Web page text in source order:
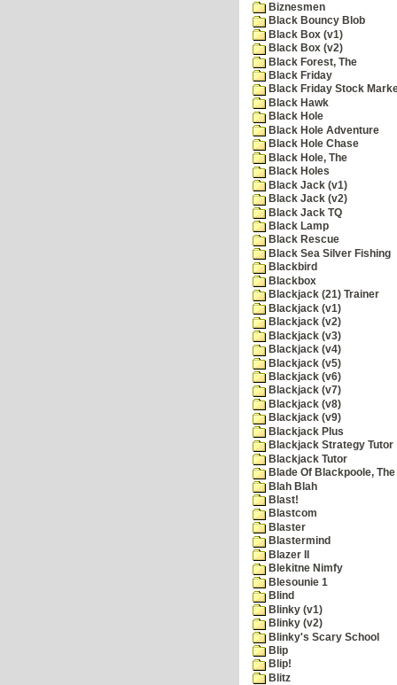
Biznesmen
Black Bouncy Blob
Black Box (v1)
Black Box (v2)
Black Forest, The
Black Friday
Black Friday Stock
Black Hawk
Black Hole
Black Hole Adventure
Black Hole Chase
Black Hole, The
Black Holes
Black Jack (v1)
Black Jack (v2)
Black Jack TQ
Black Lamp
Black Rescue
Black Sea Silver Fishing
Blackbird
Blackbox
Blackjack (21) Trainer
Blackjack (v1)
Blackjack (v2)
Blackjack (v3)
Blackjack (v4)
Blackjack (v5)
Blackjack (v6)
Blackjack (v7)
Blackjack (v8)
Blackjack (v9)
Blackjack Plus
Blackjack Strategy Tutor
Blackjack Tutor
Blade Of Blackpoole, The
Blah Blah
Blast!
Blastcom
Blaster
Blastermind
Blazer II
Blekitne Nimfy
Blesounie 1
Blind
Blinky (v1)
Blinky (v2)
Blinky's Scary School
Blip
Blip!
Blitz